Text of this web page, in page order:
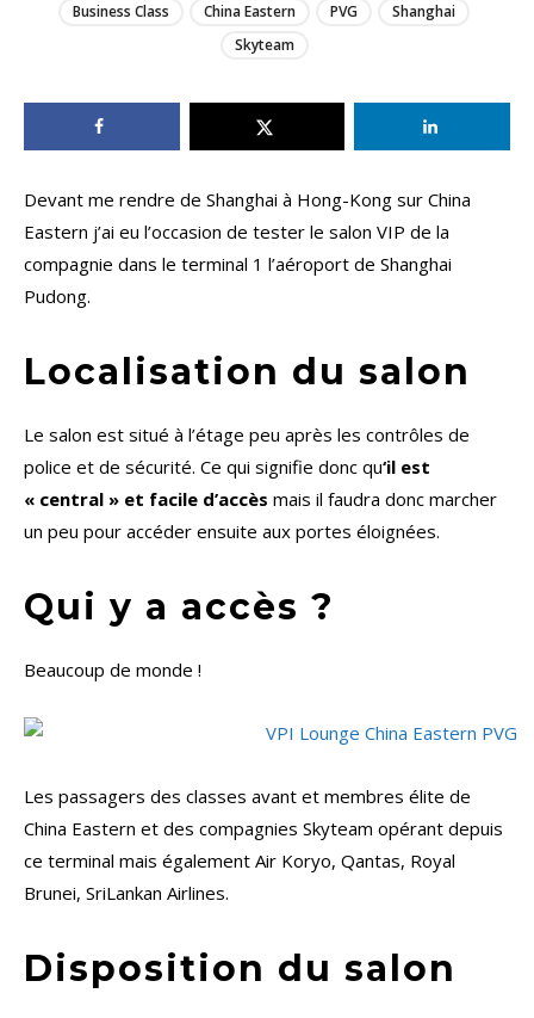
Business Class China Eastern PVG
Shanghai
Skyteam
Devant me rendre de Shanghai à Hong-Kong sur China
Eastern j’ai eu l’occasion de tester le salon VIP de la
compagnie dans le terminal 1 l’aéroport de Shanghai
Pudong.
Localisation du salon
Le salon est situé à l’étage peu après les contrôles de
police et de sécurité. Ce qui signifie donc qu‘il est
« central » et facile d’accès mais il faudra donc marcher
un peu pour accéder ensuite aux portes éloignées.
Qui y a accès ?
Beaucoup de monde !
Les passagers des classes avant et membres élite de
China Eastern et des compagnies Skyteam opérant depuis
ce terminal mais également Air Koryo, Qantas, Royal
Brunei, SriLankan Airlines.
Disposition du salon